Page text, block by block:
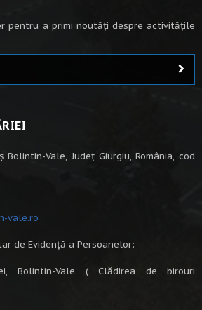
pentru a primi noutăți despre activitățile
Bolintin-Vale, Județ Giurgiu, România, cod
vale.ro
de Evidență a Persoanelor:
Bolintin-Vale ( Clădirea de birouri